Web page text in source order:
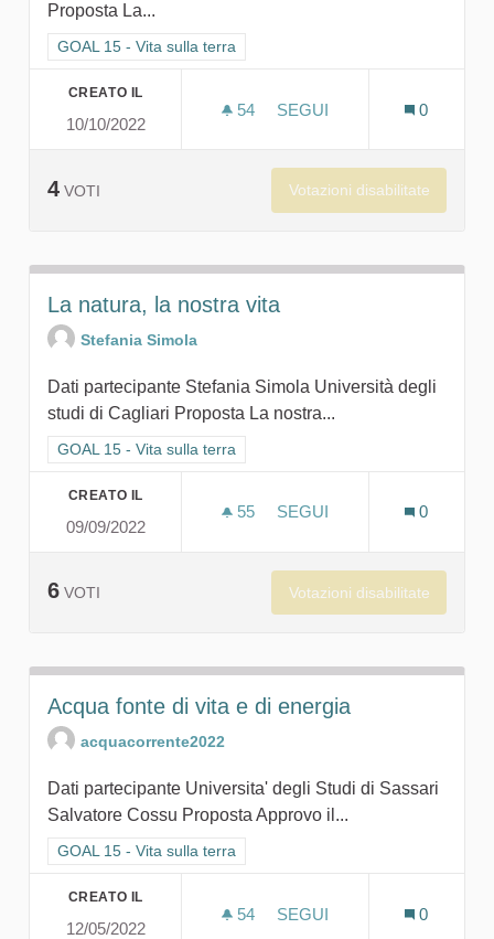
Proposta La...
Filtra i risultati per categoria: GOAL 15 - Vita sulla terra
GOAL 15 - Vita sulla terra
CREATO IL
10/10/2022
54 54 SOSTENITORI
SEGUI
0
4 VOTI Votazioni disabilitate
La natura, la nostra vita
Stefania Simola
Dati partecipante Stefania Simola Università degli
studi di Cagliari Proposta La nostra...
Filtra i risultati per categoria: GOAL 15 - Vita sulla terra
GOAL 15 - Vita sulla terra
CREATO IL
09/09/2022
55 55 SOSTENITORI
SEGUI
0
6 VOTI Votazioni disabilitate
Acqua fonte di vita e di energia
acquacorrente2022
Dati partecipante Universita' degli Studi di Sassari
Salvatore Cossu Proposta Approvo il...
Filtra i risultati per categoria: GOAL 15 - Vita sulla terra
GOAL 15 - Vita sulla terra
CREATO IL
12/05/2022
54 54 SOSTENITORI
SEGUI
0